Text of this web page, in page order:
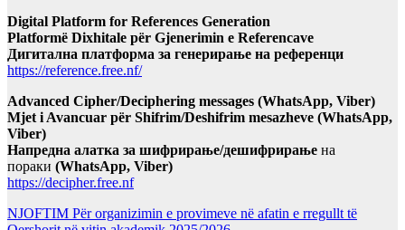
Digital Platform for References Generation
Platformë Dixhitale për Gjenerimin e Referencave
Дигитална платформа за генерирање на референци
https://reference.free.nf/
Advanced Cipher/Deciphering messages (WhatsApp, Viber)
Mjet i Avancuar për Shifrim/Deshifrim mesazheve (WhatsApp,
Viber)
Напредна алатка за шифрирање/дешифрирање на
пораки (WhatsApp, Viber)
https://decipher.free.nf
NJOFTIM Për organizimin e provimeve në afatin e rregullt të